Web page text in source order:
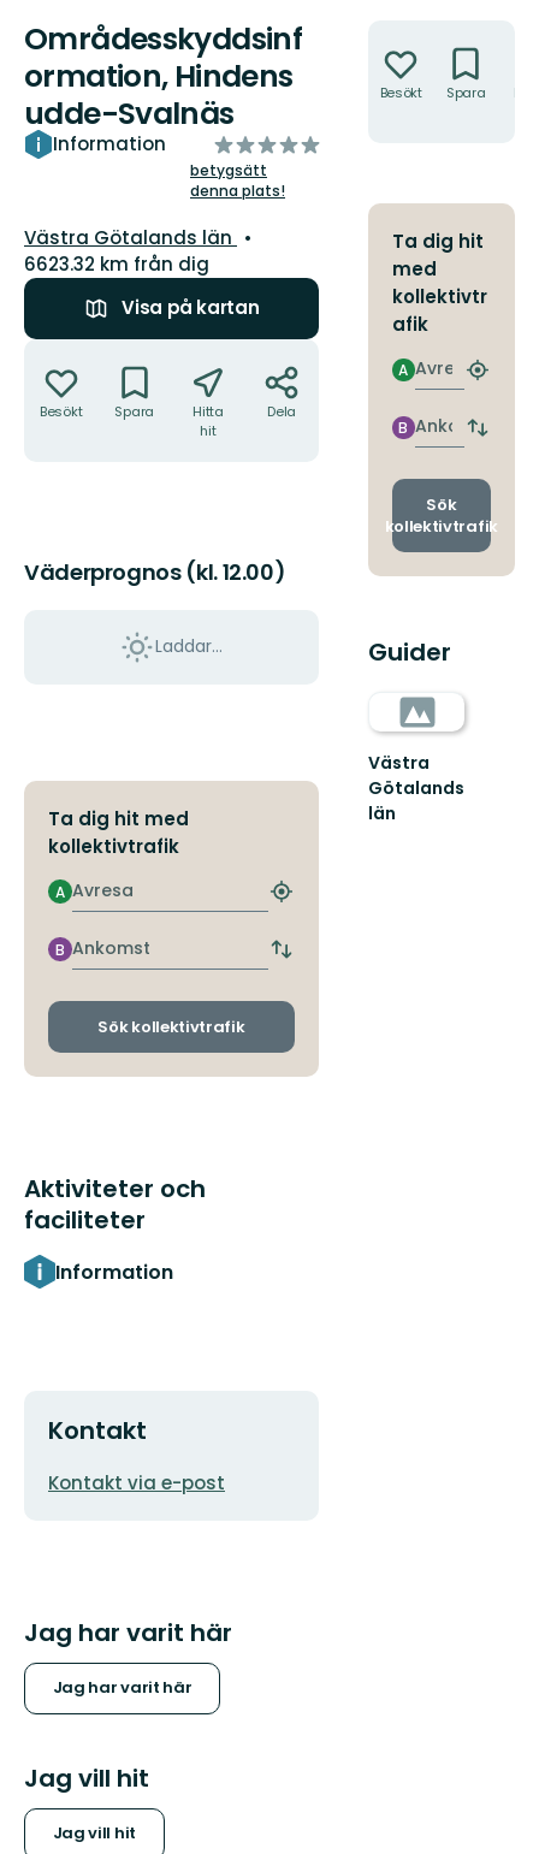
Områdesskyddsinf
ormation, Hindens
udde-Svalnäs
Information
av
5
stjärnor
betygsätt
denna plats!
Län:
Västra Götalands län
6623.32 km från dig
Visa på kartan
Besökt Spara
Hitta
hit
Dela
Väderprognos (kl. 12.00)
Laddar...
Ta dig hit med
kollektivtrafik
Avresa
A
Hitta
hållplats
Ankomst
B
Byt
och
Sök kollektivtrafik
Aktiviteter och
faciliteter
Information
Kontakt
E-
Kontakt via e-post
Jag har varit här
Jag har varit här
Jag vill hit
Jag vill hit
Besökt Spara
Ta dig hit
med
kollektivtr
afik
Avresa
A
Hitta
Ankomst
B
Byt
och
Sök
kollektivtrafik
Guider
Västra
Götalands
län